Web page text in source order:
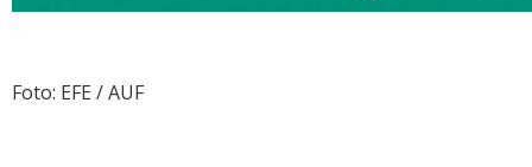
Foto: EFE / AUF